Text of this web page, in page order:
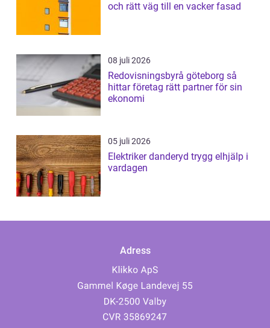
och rätt väg till en vacker fasad
08 juli 2026
Redovisningsbyrå göteborg så
hittar företag rätt partner för sin
ekonomi
05 juli 2026
Elektriker danderyd trygg elhjälp i
vardagen
Adress